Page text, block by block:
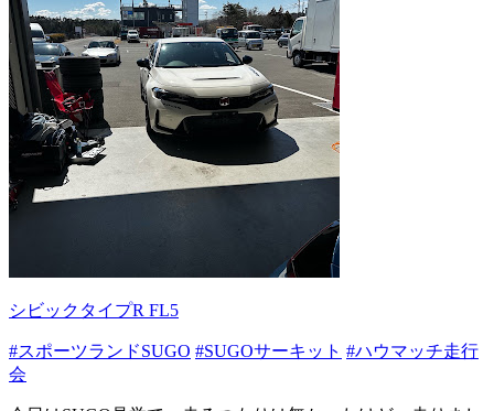
シビックタイプR FL5
#スポーツランドSUGO #SUGOサーキット #ハウマッチ走行
会